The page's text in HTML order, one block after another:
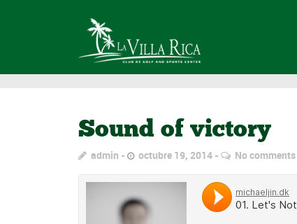
Sound of victory
admin octubre 19, 2014 No comments